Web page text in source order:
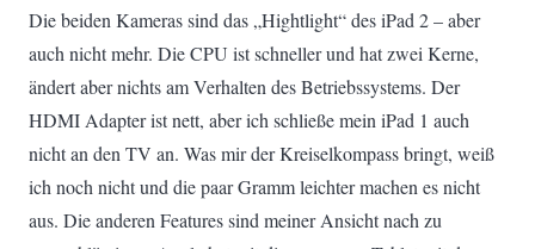
Die beiden Kameras sind das „Hightlight“ des iPad 2 – aber
auch nicht mehr. Die CPU ist schneller und hat zwei Kerne,
ändert aber nichts am Verhalten des Betriebssystems. Der
HDMI Adapter ist nett, aber ich schließe mein iPad 1 auch
nicht an den TV an. Was mir der Kreiselkompass bringt, weiß
ich noch nicht und die paar Gramm leichter machen es nicht
aus. Die anderen Features sind meiner Ansicht nach zu